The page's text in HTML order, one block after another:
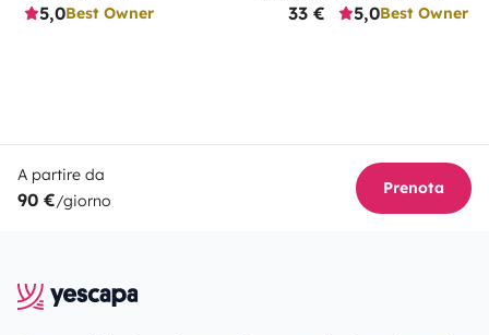
5,0Best Owner 33 €
5,0Best Owner
A partire da
90 €/giorno
Prenota